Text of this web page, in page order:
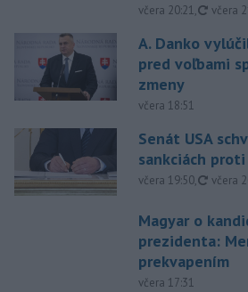
včera 20:21, včera
A. Danko
pred voľbami
zmeny
včera 18:51
Senát USA
sankciách proti
včera 19:50, včera
Magyar o
prezidenta:
prekvapením
včera 17:31